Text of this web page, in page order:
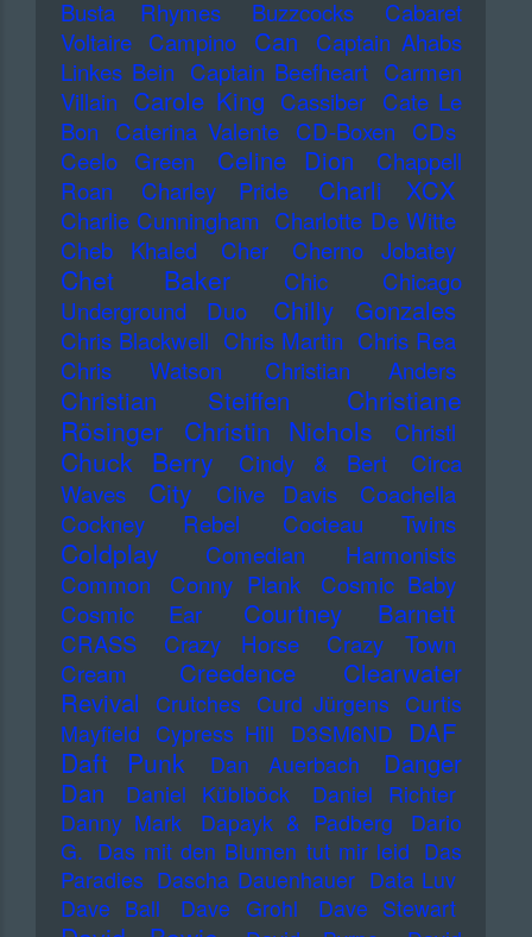
Busta Rhymes Buzzcocks
Cabaret
Voltaire Campino Can
Captain Ahabs
Linkes Bein Captain Beefheart Carmen
Villain Carole King Cassiber Cate Le
Bon
Caterina Valente CD-Boxen
CDs
Ceelo Green
Celine Dion
Chappell
Roan
Charley Pride Charli XCX
Charlie Cunningham Charlotte De Witte
Cheb Khaled
Cher Cherno Jobatey
Chet Baker Chic
Chicago
Underground Duo
Chilly Gonzales
Chris Blackwell Chris Martin Chris Rea
Chris Watson
Christian Anders
Christian Steiffen
Christiane
Rösinger
Christin Nichols Christl
Chuck Berry Cindy & Bert
Circa
Waves
City Clive Davis
Coachella
Cockney Rebel
Cocteau Twins
Coldplay
Comedian Harmonists
Common
Conny Plank
Cosmic Baby
Cosmic Ear
Courtney Barnett
CRASS Crazy Horse
Crazy Town
Cream
Creedence Clearwater
Revival
Crutches Curd Jürgens Curtis
Mayfield Cypress Hill D3SM6ND DAF
Daft Punk Dan Auerbach
Danger
Dan
Daniel Küblböck
Daniel Richter
Danny Mark
Dapayk & Padberg
Dario
G. Das mit den Blumen tut mir leid Das
Paradies Dascha Dauenhauer Data Luv
Dave Ball
Dave Grohl Dave Stewart